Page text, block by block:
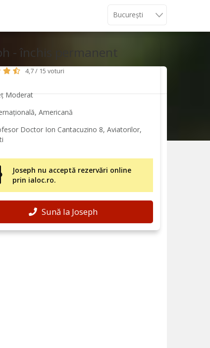
- închis permanent
4,7 / 15 voturi
Moderat
Americană
Doctor Ion Cantacuzino 8, Aviatorilor,
Joseph nu acceptă rezervări online
prin ialoc.ro.
Sună la Joseph